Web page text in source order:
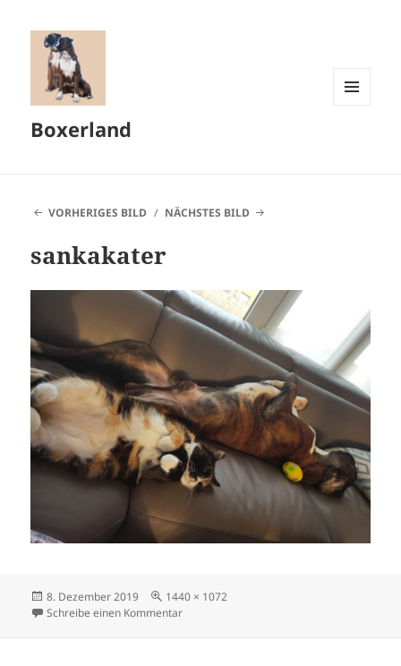
Boxerland
VORHERIGES BILD NÄCHSTES BILD
sankakater
Veröffentlicht
am
8. Dezember 2019 Originalgröße
1440 × 1072
Schreibe einen Kommentarzu sankakater